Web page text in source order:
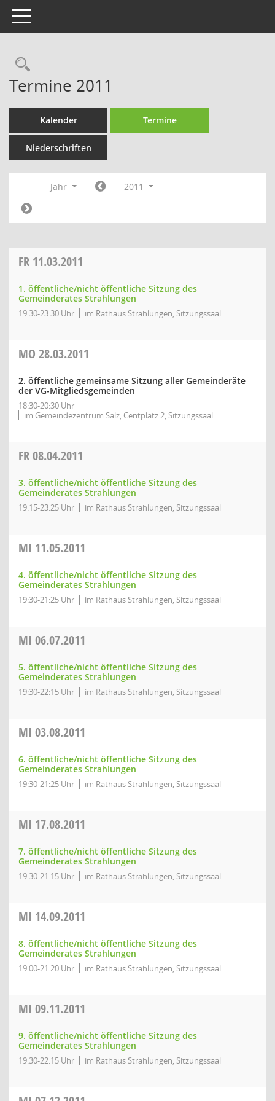
Toggle navigation
Rechercheauswahl
Termine 2011
Kalender Termine
Niederschriften
Jahr 2011
FR 11.03.2011
1. öffentliche/nicht öffentliche Sitzung des
Gemeinderates Strahlungen
19:30-23:30 Uhr im Rathaus Strahlungen, Sitzungssaal
MO 28.03.2011
2. öffentliche gemeinsame Sitzung aller Gemeinderäte
der VG-Mitgliedsgemeinden
18:30-20:30 Uhr
im Gemeindezentrum Salz, Centplatz 2, Sitzungssaal
FR08.04.2011
3. öffentliche/nicht öffentliche Sitzung des
Gemeinderates Strahlungen
19:15-23:25 Uhr im Rathaus Strahlungen, Sitzungssaal
MI 11.05.2011
4. öffentliche/nicht öffentliche Sitzung des
Gemeinderates Strahlungen
19:30-21:25 Uhr im Rathaus Strahlungen, Sitzungssaal
MI 06.07.2011
5. öffentliche/nicht öffentliche Sitzung des
Gemeinderates Strahlungen
19:30-22:15 Uhr im Rathaus Strahlungen, Sitzungssaal
MI 03.08.2011
6. öffentliche/nicht öffentliche Sitzung des
Gemeinderates Strahlungen
19:30-21:25 Uhr im Rathaus Strahlungen, Sitzungssaal
MI 17.08.2011
7. öffentliche/nicht öffentliche Sitzung des
Gemeinderates Strahlungen
19:30-21:15 Uhr im Rathaus Strahlungen, Sitzungssaal
MI 14.09.2011
8. öffentliche/nicht öffentliche Sitzung des
Gemeinderates Strahlungen
19:00-21:20 Uhr im Rathaus Strahlungen, Sitzungssaal
MI 09.11.2011
9. öffentliche/nicht öffentliche Sitzung des
Gemeinderates Strahlungen
19:30-22:15 Uhr im Rathaus Strahlungen, Sitzungssaal